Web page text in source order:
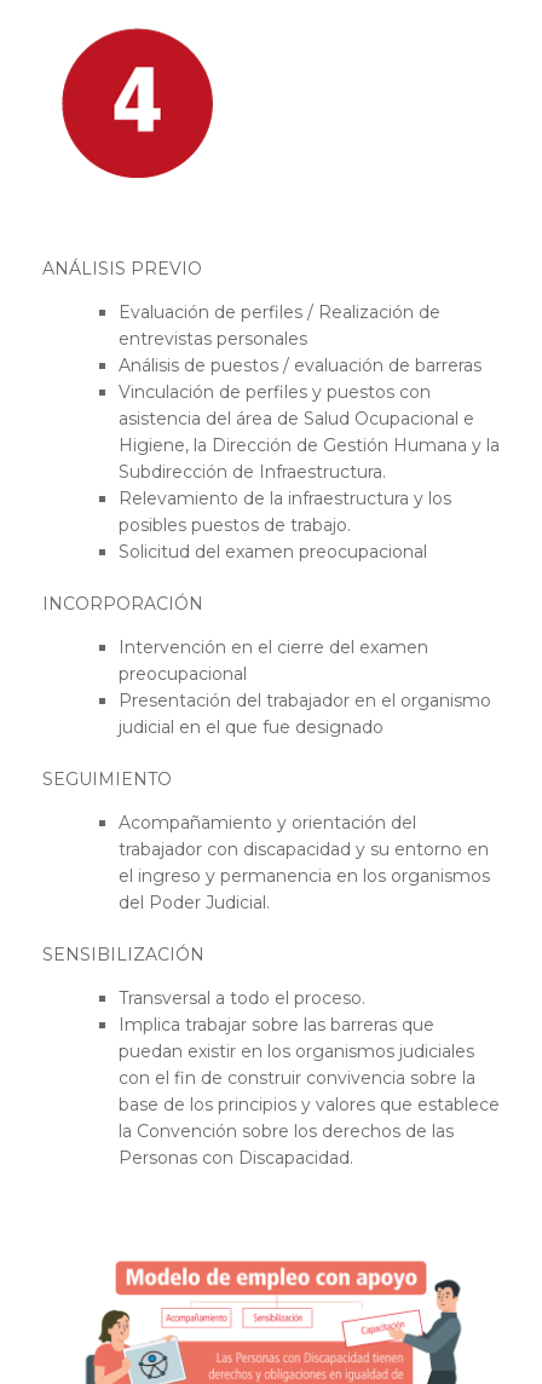
ANÁLISIS PREVIO
Evaluación de perfiles / Realización de
entrevistas personales
Análisis de puestos / evaluación de barreras
Vinculación de perfiles y puestos con
asistencia del área de Salud Ocupacional e
Higiene, la Dirección de Gestión Humana y la
Subdirección de Infraestructura.
Relevamiento de la infraestructura y los
posibles puestos de trabajo.
Solicitud del examen preocupacional
INCORPORACIÓN
Intervención en el cierre del examen
preocupacional
Presentación del trabajador en el organismo
judicial en el que fue designado
SEGUIMIENTO
Acompañamiento y orientación del
trabajador con discapacidad y su entorno en
el ingreso y permanencia en los organismos
del Poder Judicial.
SENSIBILIZACIÓN
Transversal a todo el proceso.
Implica trabajar sobre las barreras que
puedan existir en los organismos judiciales
con el fin de construir convivencia sobre la
base de los principios y valores que establece
la Convención sobre los derechos de las
Personas con Discapacidad.